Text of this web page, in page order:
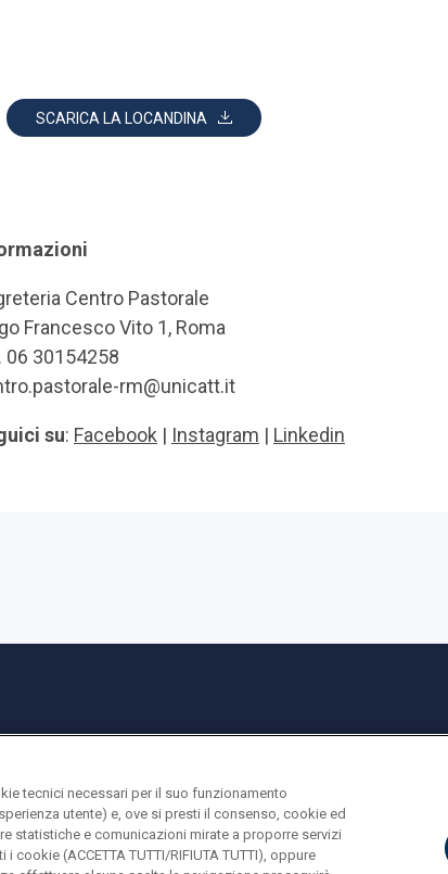
SCARICA LA LOCANDINA
Centro Pastorale
Francesco Vito 1, Roma
06 30154258
rm@unicatt.it
su: Facebook | Instagram | Linkedin
tecnici necessari per il suo funzionamento
utente) e, ove si presti il consenso, cookie ed
statistiche e comunicazioni mirate a proporre servizi
(ACCETTA TUTTI/RIFIUTA TUTTI), oppure